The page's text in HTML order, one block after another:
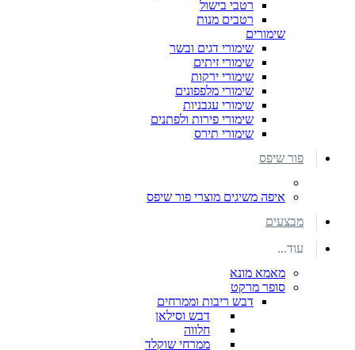
רטבי בישול
רטבים מנות
שימורים
שימורי דגים ובשר
שימורי זיתים
שימורי ירקות
שימורי מלפפונים
שימורי עגבניות
שימורי פירות ולפתנים
שימורי תירס
פור שיפס
איפה משיגים מוצרי פור שיפס
מבצעים
עוד...
מאמא מונא
סופר מרקט
דבש ריבות וממרחים
דבש וסילאן
חלווה
ממרחי שוקלד